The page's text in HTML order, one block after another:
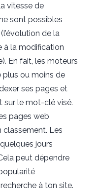
vitesse de
sont possibles
de la
à la modification
En fait, les moteurs
ou moins de
ses pages et
sur le mot-clé visé.
pages web
classement. Les
jours
peut dépendre
à ton site.